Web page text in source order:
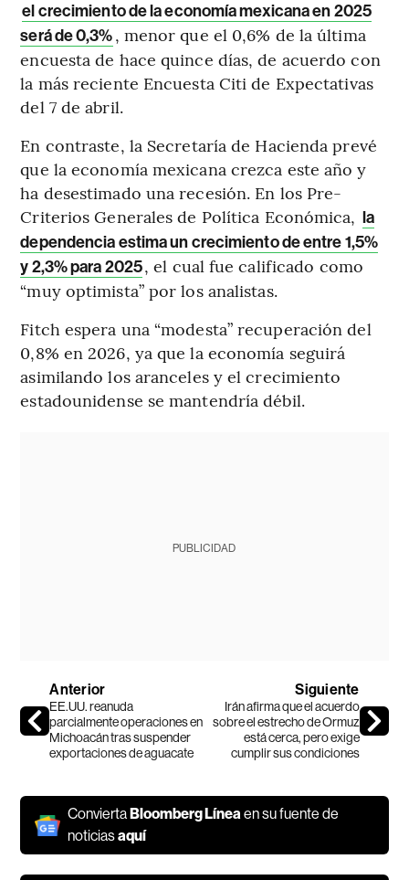
el crecimiento de la economía mexicana en 2025
será de 0,3%, menor que el 0,6% de la última
encuesta de hace quince días, de acuerdo con
la más reciente Encuesta Citi de Expectativas
del 7 de abril.
En contraste, la Secretaría de Hacienda prevé
que la economía mexicana crezca este año y
ha desestimado una recesión. En los Pre-
Criterios Generales de Política Económica, la
dependencia estima un crecimiento de entre 1,5%
y 2,3% para 2025, el cual fue calificado como
“muy optimista” por los analistas.
Fitch espera una “modesta” recuperación del
0,8% en 2026, ya que la economía seguirá
asimilando los aranceles y el crecimiento
estadounidense se mantendría débil.
PUBLICIDAD
Anterior
EE.UU. reanuda
parcialmente operaciones en
Michoacán tras suspender
exportaciones de aguacate
Siguiente
Irán afirma que el acuerdo
sobre el estrecho de Ormuz
está cerca, pero exige
cumplir sus condiciones
Convierta Bloomberg Líneaen su fuente de
noticiasaquí